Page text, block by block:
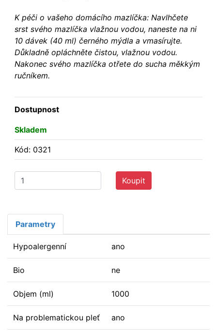
K péči o vašeho domácího mazlíčka: Navlhčete
srst svého mazlíčka vlažnou vodou, naneste na ni
10 dávek (40 ml) černého mýdla a vmasírujte.
Důkladně opláchněte čistou, vlažnou vodou.
Nakonec svého mazlíčka otřete do sucha měkkým
ručníkem.
Dostupnost
Skladem
Kód: 0321
Koupit
Parametry
Hypoalergenní ano
Bio ne
Objem (ml) 1000
Na problematickou pleť ano